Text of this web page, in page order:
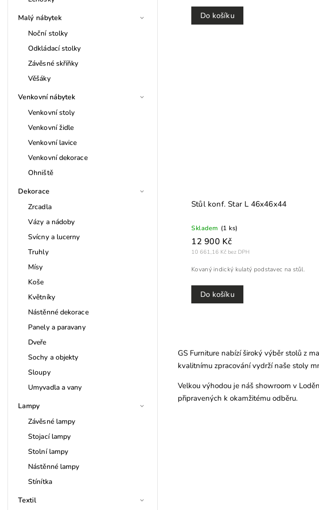
Malý nábytek
Noční stolky
Odkládací stolky
Závěsné skříňky
Věšáky
Venkovní nábytek
Venkovní stoly
Venkovní židle
Venkovní lavice
Venkovní dekorace
Ohniště
Dekorace
Zrcadla
Vázy a nádoby
Svícny a lucerny
Truhly
Mísy
Koše
Květníky
Nástěnné dekorace
Panely a paravany
Dveře
Sochy a objekty
Sloupy
Umyvadla a vany
Lampy
Závěsné lampy
Stojací lampy
Stolní lampy
Nástěnné lampy
Stínítka
Textil
Do košíku
Stůl konf. Star L 46x46x44
Skladem (1 ks)
10 661,16 Kč bez DPH
12 900 Kč
Do košíku
Kovaný indický kulatý podstavec na stůl.
GS Furniture nabízí široký výběr stolů z
kvalitnímu zpracování vydrží naše stoly
Velkou výhodou je náš showroom v
připravených k okamžitému odběru.